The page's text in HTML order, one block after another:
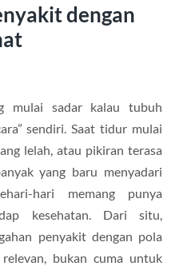
dengan
mulai sadar kalau tubuh
sendiri. Saat tidur mulai
lelah, atau pikiran terasa
yang baru menyadari
hari memang punya
kesehatan. Dari situ,
penyakit dengan pola
bukan cuma untuk